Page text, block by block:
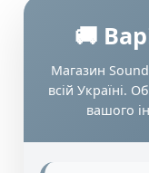
🚚
Магазин
всій Україні.
вашого